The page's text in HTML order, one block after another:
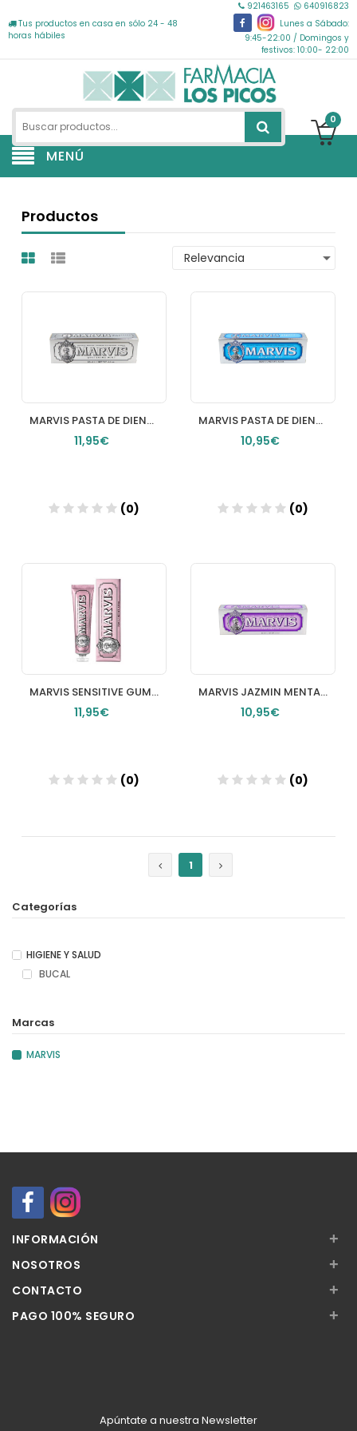
Tus productos en casa en sólo 24 - 48
horas hábiles
921463165
640916823
Lunes a Sábado:
9:45-22:00 / Domingos y
festivos: 10:00- 22:00
0
MENÚ
Productos
MARVIS PASTA DE DIENTES BLANQUEADORA 85ML
11,95€
(0)
MARVIS PASTA DE DIENTES AQUATIC MINT 85ML
10,95€
(0)
MARVIS SENSITIVE GUMS GENTLE MINT 75 ML
11,95€
(0)
MARVIS JAZMIN MENTA 85 ML
10,95€
(0)
1
Categorías
HIGIENE Y SALUD
BUCAL
Marcas
MARVIS
INFORMACIÓN +
NOSOTROS +
CONTACTO +
PAGO 100% SEGURO +
Apúntate a nuestra Newsletter